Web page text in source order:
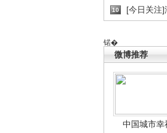
10 [今日关注]
锘�
微博推荐
中国城市幸